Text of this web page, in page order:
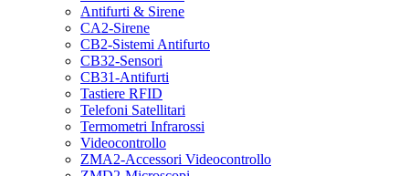
Antifurti & Sirene
CA2-Sirene
CB2-Sistemi Antifurto
CB32-Sensori
CB31-Antifurti
Tastiere RFID
Telefoni Satellitari
Termometri Infrarossi
Videocontrollo
ZMA2-Accessori Videocontrollo